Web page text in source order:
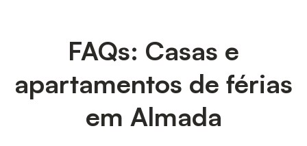
FAQs: Casas e
apartamentos de férias
em Almada